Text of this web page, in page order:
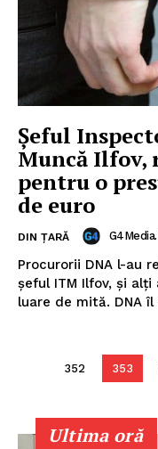
Șeful
Muncă Ilfov,
pentru o
de euro
DIN ȚARĂ
Procurorii DNA l-au
șeful ITM Ilfov, și
luare de mită. DNA îl
352 353
Ultima oră